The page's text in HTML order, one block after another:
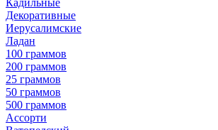
Кадильные
Декоративные
Иерусалимские
Ладан
100 граммов
200 граммов
25 граммов
50 граммов
500 граммов
Ассорти